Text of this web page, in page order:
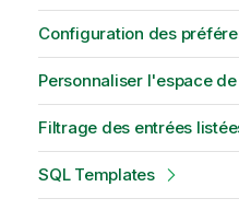
Configuration des
Personnaliser l'espace
Filtrage des entrées
SQL Templates